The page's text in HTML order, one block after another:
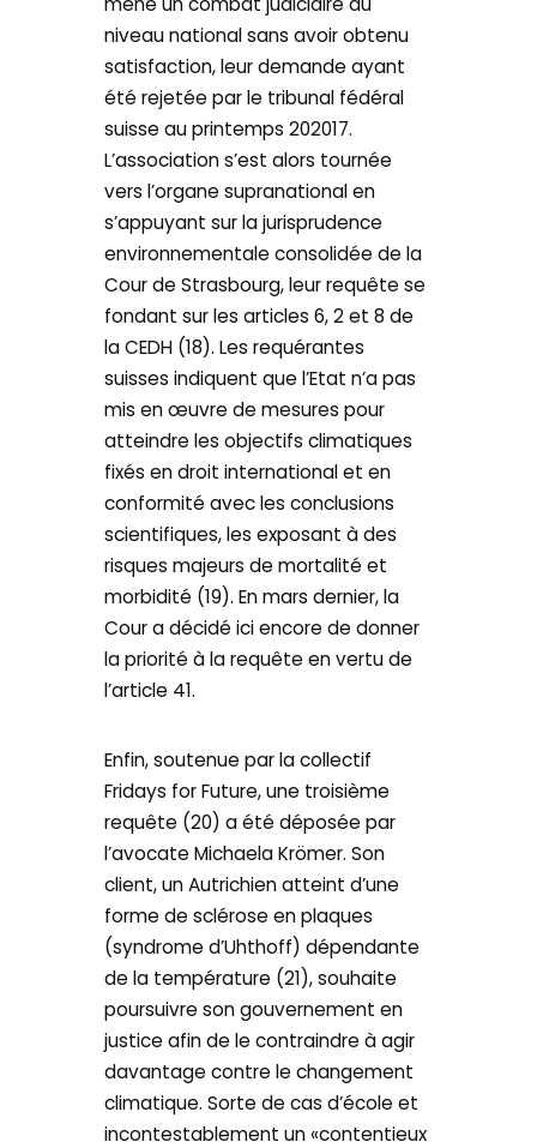
niveau national sans avoir obtenu
satisfaction, leur demande ayant
été rejetée par le tribunal fédéral
suisse au printemps 202017.
L’association s’est alors tournée
vers l’organe supranational en
s’appuyant sur la jurisprudence
environnementale consolidée de la
Cour de Strasbourg, leur requête se
fondant sur les articles 6, 2 et 8 de
la CEDH (18). Les requérantes
suisses indiquent que l’Etat n’a pas
mis en œuvre de mesures pour
atteindre les objectifs climatiques
fixés en droit international et en
conformité avec les conclusions
scientifiques, les exposant à des
risques majeurs de mortalité et
morbidité (19). En mars dernier, la
Cour a décidé ici encore de donner
la priorité à la requête en vertu de
l’article 41.
Enfin, soutenue par la collectif
Fridays for Future, une troisième
requête (20) a été déposée par
l’avocate Michaela Krömer. Son
client, un Autrichien atteint d’une
forme de sclérose en plaques
(syndrome d’Uhthoff) dépendante
de la température (21), souhaite
poursuivre son gouvernement en
justice afin de le contraindre à agir
davantage contre le changement
climatique. Sorte de cas d’école et
incontestablement un «contentieux